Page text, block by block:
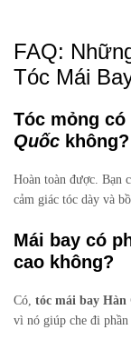
FAQ:
Tóc Mái
Tóc mỏng
Quốc không?
Hoàn toàn được. Bạn
cảm giác tóc dày và
Mái bay có
cao không?
Có, tóc mái bay Hàn
vì nó giúp che đi